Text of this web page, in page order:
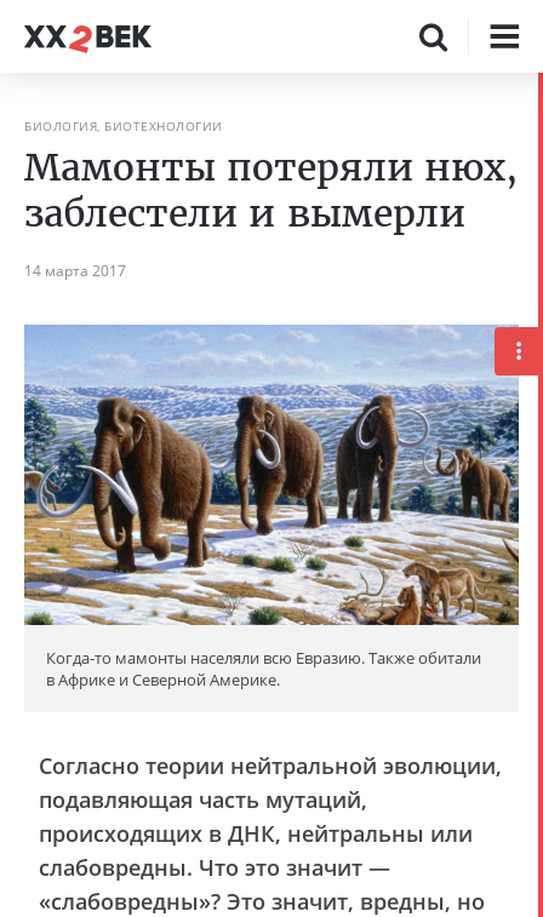
БИОЛОГИЯ, БИОТЕХНОЛОГИИ
Мамонты потеряли нюх,
заблестели и вымерли
14 марта 2017
Когда-то мамонты населяли всю Евразию. Также обитали
в Африке и Северной Америке.
Согласно теории нейтральной эволюции,
подавляющая часть мутаций,
происходящих в ДНК, нейтральны или
слабовредны. Что это значит —
«слабовредны»? Это значит, вредны, но